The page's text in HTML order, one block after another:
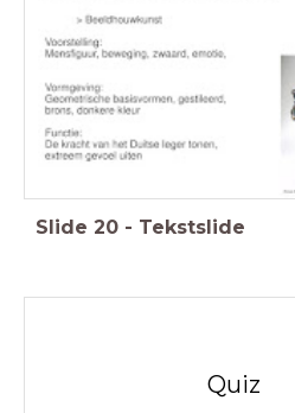
Slide 20 - Tekstslide
Quiz